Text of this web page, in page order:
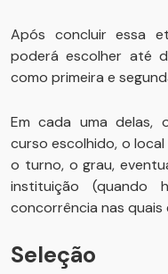
Após concluir essa
poderá escolher até
como primeira e
Em cada uma delas,
curso escolhido, o
o turno, o grau,
instituição (quando
concorrência nas
Seleção